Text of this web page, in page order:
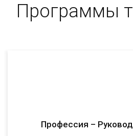
Программы
Профессия –